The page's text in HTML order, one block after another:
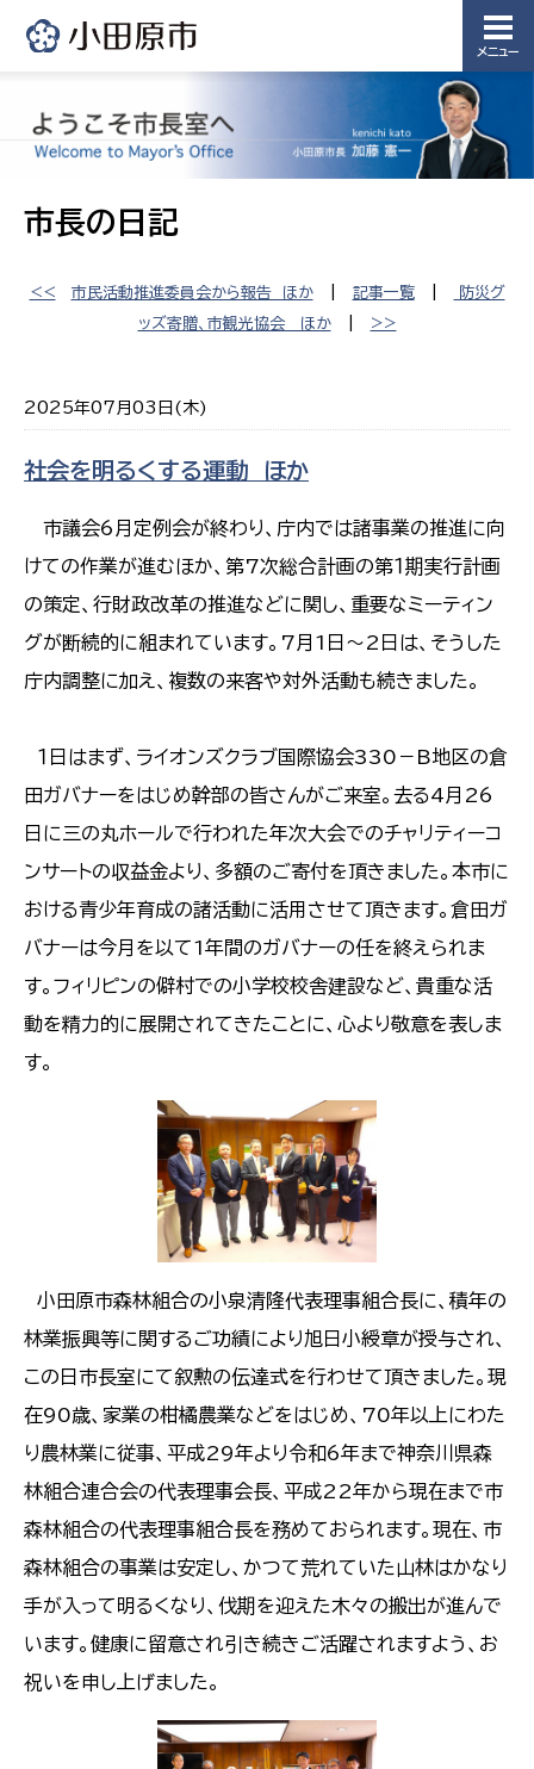
メニュー
市長の日記
<< 市民活動推進委員会から報告 ほか| 記事一覧|
防災グ
ッズ寄贈、市観光協会 ほか| >>
2025年07月03日(木)
社会を明るくする運動 ほか
市議会6月定例会が終わり、庁内では諸事業の推進に向
けての作業が進むほか、第7次総合計画の第１期実行計画
の策定、行財政改革の推進などに関し、重要なミーティン
グが断続的に組まれています。7月1日～2日は、そうした
庁内調整に加え、複数の来客や対外活動も続きました。
１日はまず、ライオンズクラブ国際協会330－B地区の倉
田ガバナーをはじめ幹部の皆さんがご来室。去る4月26
日に三の丸ホールで行われた年次大会でのチャリティーコ
ンサートの収益金より、多額のご寄付を頂きました。本市に
おける青少年育成の諸活動に活用させて頂きます。倉田ガ
バナーは今月を以て1年間のガバナーの任を終えられま
す。フィリピンの僻村での小学校校舎建設など、貴重な活
動を精力的に展開されてきたことに、心より敬意を表しま
す。
小田原市森林組合の小泉清隆代表理事組合長に、積年の
林業振興等に関するご功績により旭日小綬章が授与され、
この日市長室にて叙勲の伝達式を行わせて頂きました。現
在90歳、家業の柑橘農業などをはじめ、70年以上にわた
り農林業に従事、平成29年より令和6年まで神奈川県森
林組合連合会の代表理事会長、平成22年から現在まで市
森林組合の代表理事組合長を務めておられます。現在、市
森林組合の事業は安定し、かつて荒れていた山林はかなり
手が入って明るくなり、伐期を迎えた木々の搬出が進んで
います。健康に留意され引き続きご活躍されますよう、お
祝いを申し上げました。